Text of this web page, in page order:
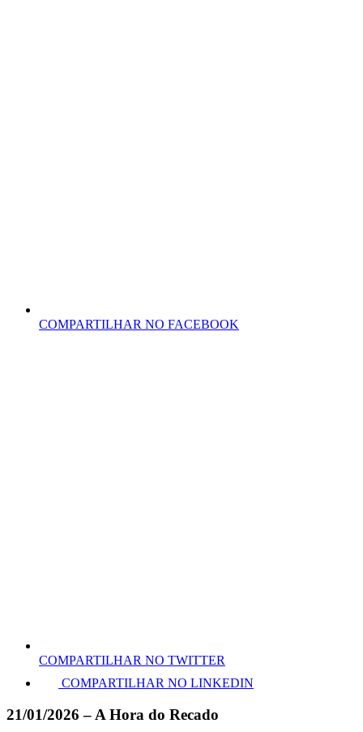
COMPARTILHAR NO FACEBOOK
COMPARTILHAR NO TWITTER
COMPARTILHAR NO LINKEDIN
21/01/2026 – A Hora do Recado